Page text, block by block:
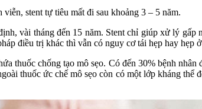
stent tự tiêu mất đi sau khoảng 3 – 5 năm.
vài tháng đến 15 năm. Stent chỉ giúp xử lý
điều trị khác thì vẫn có nguy cơ tái hẹp hay hẹp
thuốc chống tạo mô sẹo. Có đến 30% bệnh
thuốc ức chế mô sẹo còn có một lớp kháng